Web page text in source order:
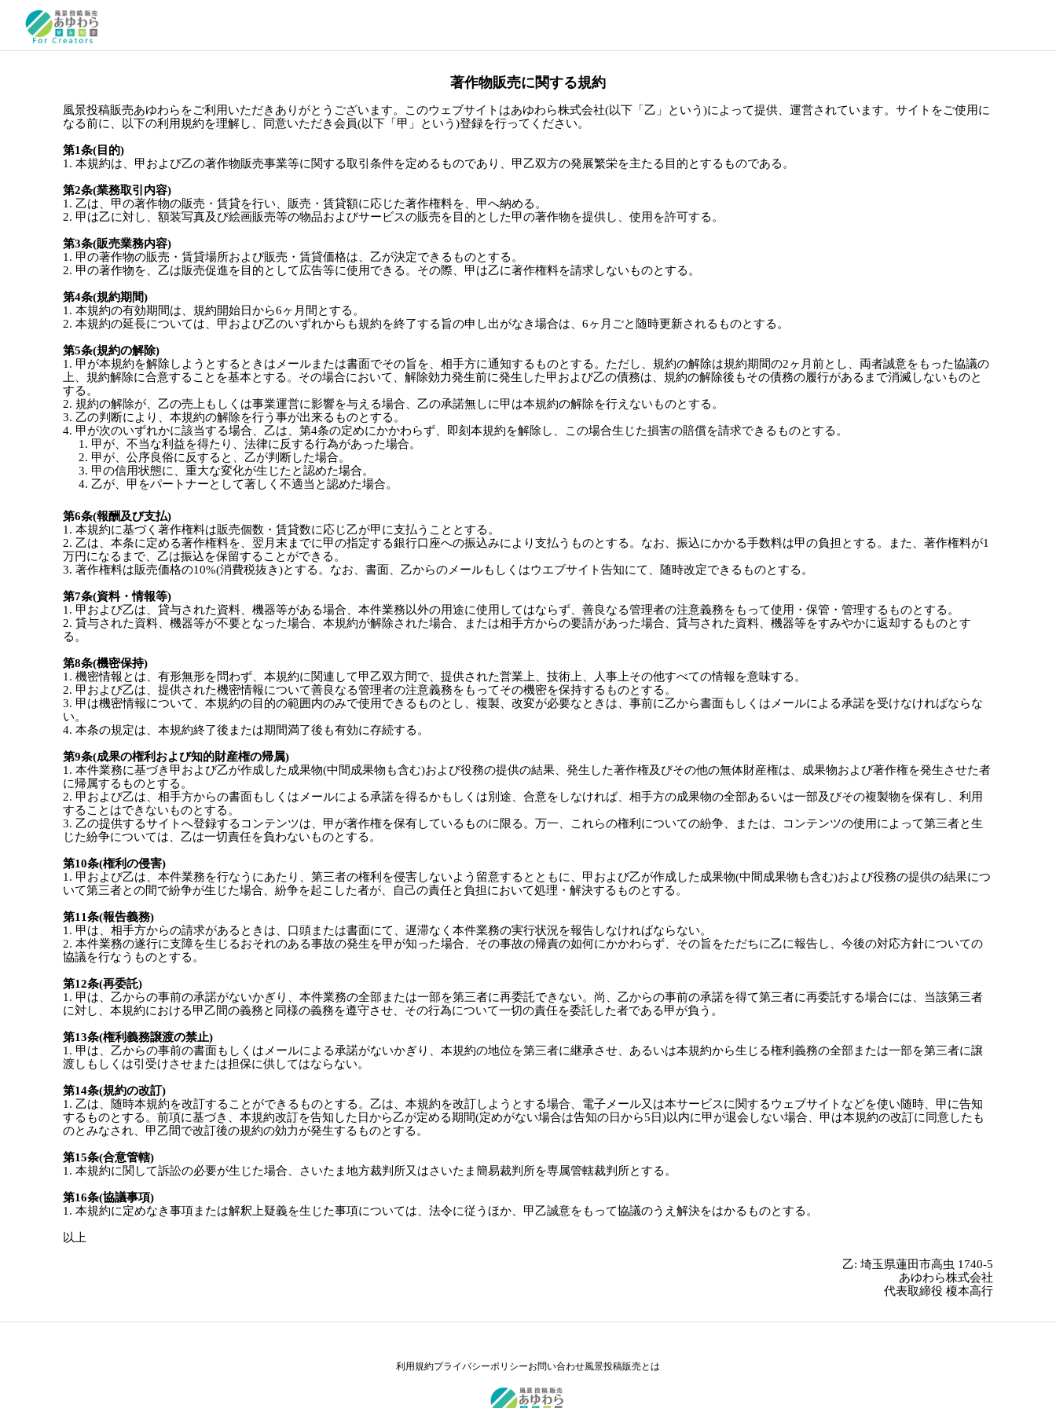
著作物販売に関する規約
風景投稿販売あゆわらをご利用いただきありがとうございます。このウェブサイトはあゆわら株式会社(以下「乙」という)によって提供、運営されています。サイトをご使用に
なる前に、以下の利用規約を理解し、同意いただき会員(以下「甲」という)登録を行ってください。
第1条(目的)
1. 本規約は、甲および乙の著作物販売事業等に関する取引条件を定めるものであり、甲乙双方の発展繁栄を主たる目的とするものである。
第2条(業務取引内容)
1. 乙は、甲の著作物の販売・賃貸を行い、販売・賃貸額に応じた著作権料を、甲へ納める。
2. 甲は乙に対し、額装写真及び絵画販売等の物品およびサービスの販売を目的とした甲の著作物を提供し、使用を許可する。
第3条(販売業務内容)
1. 甲の著作物の販売・賃貸場所および販売・賃貸価格は、乙が決定できるものとする。
2. 甲の著作物を、乙は販売促進を目的として広告等に使用できる。その際、甲は乙に著作権料を請求しないものとする。
第4条(規約期間)
1. 本規約の有効期間は、規約開始日から6ヶ月間とする。
2. 本規約の延長については、甲および乙のいずれからも規約を終了する旨の申し出がなき場合は、6ヶ月ごと随時更新されるものとする。
第5条(規約の解除)
1. 甲が本規約を解除しようとするときはメールまたは書面でその旨を、相手方に通知するものとする。ただし、規約の解除は規約期間の2ヶ月前とし、両者誠意をもった協議の
上、規約解除に合意することを基本とする。その場合において、解除効力発生前に発生した甲および乙の債務は、規約の解除後もその債務の履行があるまで消滅しないものと
する。
2. 規約の解除が、乙の売上もしくは事業運営に影響を与える場合、乙の承諾無しに甲は本規約の解除を行えないものとする。
3. 乙の判断により、本規約の解除を行う事が出来るものとする。
4. 甲が次のいずれかに該当する場合、乙は、第4条の定めにかかわらず、即刻本規約を解除し、この場合生じた損害の賠償を請求できるものとする。
1. 甲が、不当な利益を得たり、法律に反する行為があった場合。
2. 甲が、公序良俗に反すると、乙が判断した場合。
3. 甲の信用状態に、重大な変化が生じたと認めた場合。
4. 乙が、甲をパートナーとして著しく不適当と認めた場合。
第6条(報酬及び支払)
1. 本規約に基づく著作権料は販売個数・賃貸数に応じ乙が甲に支払うこととする。
2. 乙は、本条に定める著作権料を、翌月末までに甲の指定する銀行口座への振込みにより支払うものとする。なお、振込にかかる手数料は甲の負担とする。また、著作権料が1
万円になるまで、乙は振込を保留することができる。
3. 著作権料は販売価格の10%(消費税抜き)とする。なお、書面、乙からのメールもしくはウエブサイト告知にて、随時改定できるものとする。
第7条(資料・情報等)
1. 甲および乙は、貸与された資料、機器等がある場合、本件業務以外の用途に使用してはならず、善良なる管理者の注意義務をもって使用・保管・管理するものとする。
2. 貸与された資料、機器等が不要となった場合、本規約が解除された場合、または相手方からの要請があった場合、貸与された資料、機器等をすみやかに返却するものとす
る。
第8条(機密保持)
1. 機密情報とは、有形無形を問わず、本規約に関連して甲乙双方間で、提供された営業上、技術上、人事上その他すべての情報を意味する。
2. 甲および乙は、提供された機密情報について善良なる管理者の注意義務をもってその機密を保持するものとする。
3. 甲は機密情報について、本規約の目的の範囲内のみで使用できるものとし、複製、改変が必要なときは、事前に乙から書面もしくはメールによる承諾を受けなければならな
い。
4. 本条の規定は、本規約終了後または期間満了後も有効に存続する。
第9条(成果の権利および知的財産権の帰属)
1. 本件業務に基づき甲および乙が作成した成果物(中間成果物も含む)および役務の提供の結果、発生した著作権及びその他の無体財産権は、成果物および著作権を発生させた者
に帰属するものとする。
2. 甲および乙は、相手方からの書面もしくはメールによる承諾を得るかもしくは別途、合意をしなければ、相手方の成果物の全部あるいは一部及びその複製物を保有し、利用
することはできないものとする。
3. 乙の提供するサイトへ登録するコンテンツは、甲が著作権を保有しているものに限る。万一、これらの権利についての紛争、または、コンテンツの使用によって第三者と生
じた紛争については、乙は一切責任を負わないものとする。
第10条(権利の侵害)
1. 甲および乙は、本件業務を行なうにあたり、第三者の権利を侵害しないよう留意するとともに、甲および乙が作成した成果物(中間成果物も含む)および役務の提供の結果につ
いて第三者との間で紛争が生じた場合、紛争を起こした者が、自己の責任と負担において処理・解決するものとする。
第11条(報告義務)
1. 甲は、相手方からの請求があるときは、口頭または書面にて、遅滞なく本件業務の実行状況を報告しなければならない。
2. 本件業務の遂行に支障を生じるおそれのある事故の発生を甲が知った場合、その事故の帰責の如何にかかわらず、その旨をただちに乙に報告し、今後の対応方針についての
協議を行なうものとする。
第12条(再委託)
1. 甲は、乙からの事前の承諾がないかぎり、本件業務の全部または一部を第三者に再委託できない。尚、乙からの事前の承諾を得て第三者に再委託する場合には、当該第三者
に対し、本規約における甲乙間の義務と同様の義務を遵守させ、その行為について一切の責任を委託した者である甲が負う。
第13条(権利義務譲渡の禁止)
1. 甲は、乙からの事前の書面もしくはメールによる承諾がないかぎり、本規約の地位を第三者に継承させ、あるいは本規約から生じる権利義務の全部または一部を第三者に譲
渡しもしくは引受けさせまたは担保に供してはならない。
第14条(規約の改訂)
1. 乙は、随時本規約を改訂することができるものとする。乙は、本規約を改訂しようとする場合、電子メール又は本サービスに関するウェブサイトなどを使い随時、甲に告知
するものとする。前項に基づき、本規約改訂を告知した日から乙が定める期間(定めがない場合は告知の日から5日)以内に甲が退会しない場合、甲は本規約の改訂に同意したも
のとみなされ、甲乙間で改訂後の規約の効力が発生するものとする。
第15条(合意管轄)
1. 本規約に関して訴訟の必要が生じた場合、さいたま地方裁判所又はさいたま簡易裁判所を専属管轄裁判所とする。
第16条(協議事項)
1. 本規約に定めなき事項または解釈上疑義を生じた事項については、法令に従うほか、甲乙誠意をもって協議のうえ解決をはかるものとする。
以上
乙: 埼玉県蓮田市高虫 1740-5
あゆわら株式会社
代表取締役 榎本高行
利用規約プライバシーポリシーお問い合わせ風景投稿販売とは